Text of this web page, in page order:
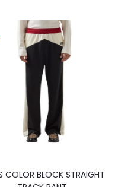
COLOR BLOCK STRAIGHT